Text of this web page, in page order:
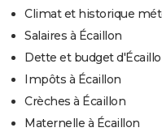
Climat et historique
Salaires à Écaillon
Dette et budget
Impôts à Écaillon
Crèches à Écaillon
Maternelle à Écaillon